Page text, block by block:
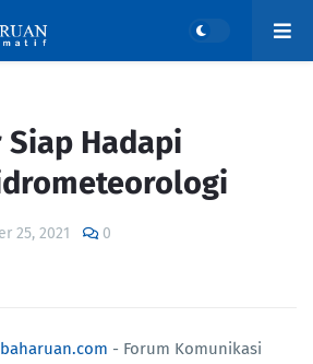
Siap Hadapi
25, 2021 0
- Forum Komunikasi